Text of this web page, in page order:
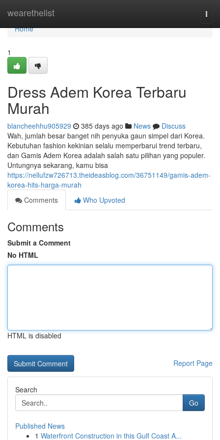
wearethelist
Home
Home
1
Dress Adem Korea Terbaru
Murah
blancheehhu905929 385 days ago News
Discuss
Wah, jumlah besar banget nih penyuka gaun simpel dari Korea.
Kebutuhan fashion kekinian selalu memperbarui trend terbaru,
dan Gamis Adem Korea adalah salah satu pilihan yang populer.
Untungnya sekarang, kamu bisa
https://nellufzw726713.theideasblog.com/36751149/gamis-adem-
korea-hits-harga-murah
Comments
Who Upvoted
Comments
Submit a Comment
No HTML
HTML is disabled
Report Page
Search
Go
Published News
1 Waterfront Construction in this Gulf Coast A...